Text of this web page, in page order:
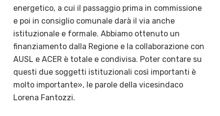
energetico, a cui il passaggio prima in commissione
e poi in consiglio comunale darà il via anche
istituzionale e formale. Abbiamo ottenuto un
finanziamento dalla Regione e la collaborazione con
AUSL e ACER è totale e condivisa. Poter contare su
questi due soggetti istituzionali così importanti è
molto importante», le parole della vicesindaco
Lorena Fantozzi.